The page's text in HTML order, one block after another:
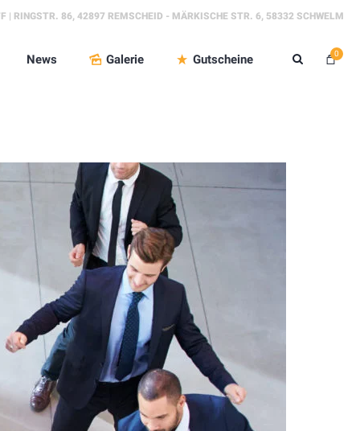
| RINGSTR. 86, 42897 REMSCHEID - MÄRKISCHE STR. 6, 58332 SCHWELM
0
News Galerie Gutscheine